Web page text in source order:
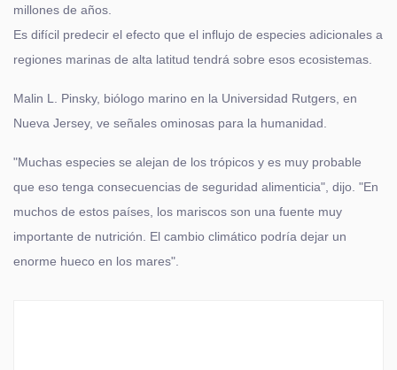
millones de años.
Es difícil predecir el efecto que el influjo de especies adicionales a
regiones marinas de alta latitud tendrá sobre esos ecosistemas.
Malin L. Pinsky, biólogo marino en la Universidad Rutgers, en
Nueva Jersey, ve señales ominosas para la humanidad.
"Muchas especies se alejan de los trópicos y es muy probable
que eso tenga consecuencias de seguridad alimenticia", dijo. "En
muchos de estos países, los mariscos son una fuente muy
importante de nutrición. El cambio climático podría dejar un
enorme hueco en los mares".